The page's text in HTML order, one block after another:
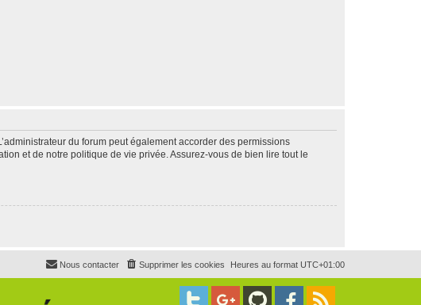
du forum peut également accorder des permissions
et de notre politique de vie privée. Assurez-vous de bien lire tout le
Heures au format UTC+01:00
Supprimer les cookies
Nous contacter